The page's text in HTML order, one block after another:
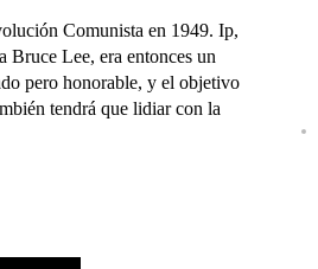
Comunista en 1949. Ip,
Bruce Lee, era entonces un
pero honorable, y el objetivo
tendrá que lidiar con la